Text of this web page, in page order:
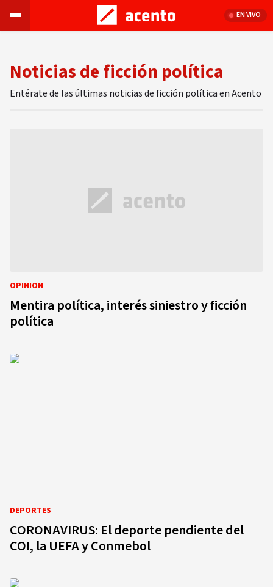
EN VIVO
Noticias de ficción política
Entérate de las últimas noticias de ficción política en Acento
OPINIÓN
Mentira política, interés siniestro y ficción
política
DEPORTES
CORONAVIRUS: El deporte pendiente del
COI, la UEFA y Conmebol